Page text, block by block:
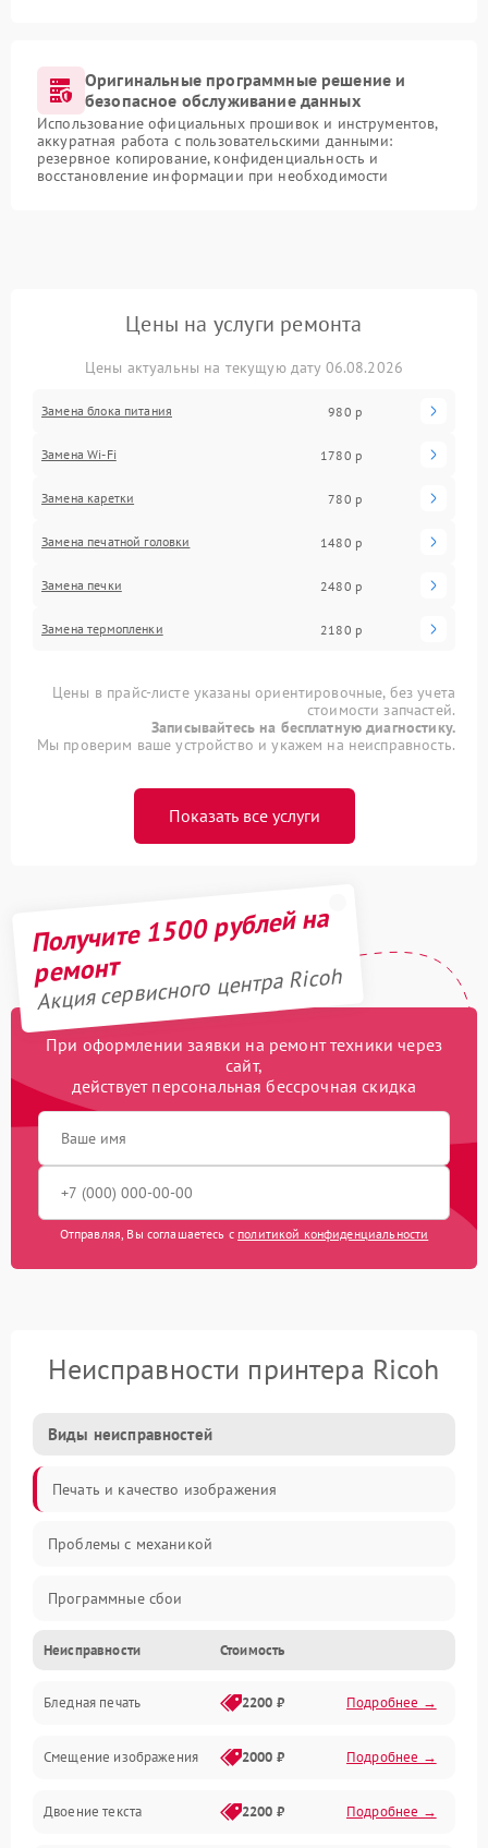
Оригинальные программные решение и
безопасное обслуживание данных
Использование официальных прошивок и инструментов,
аккуратная работа с пользовательскими данными:
резервное копирование, конфиденциальность и
восстановление информации при необходимости
Цены на услуги ремонта
Цены актуальны на текущую дату 06.08.2026
Замена блока питания 980 р
Замена Wi-Fi 1780 р
Замена каретки 780 р
Замена печатной головки 1480 р
Замена печки 2480 р
Замена термопленки 2180 р
Цены в прайс-листе указаны ориентировочные, без учета
стоимости запчастей.
Записывайтесь на бесплатную диагностику.
Мы проверим ваше устройство и укажем на неисправность.
Показать все услуги
Получите 1500 рублей на
ремонт
Акция сервисного центра Ricoh
При оформлении заявки на ремонт техники через
сайт,
действует персональная бессрочная скидка
Отправляя, Вы соглашаетесь с политикой конфиденциальности
Неисправности принтера Ricoh
Виды неисправностей
Печать и качество изображения
Проблемы с механикой
Программные сбои
Программные ошибки
Картриджи и расходники
Механика и узлы
Подключение и интерфейсы
Неисправности Стоимость
Бледная печать 2200 ₽ Подробнее →
Смещение изображения 2000 ₽ Подробнее →
Двоение текста 2200 ₽ Подробнее →